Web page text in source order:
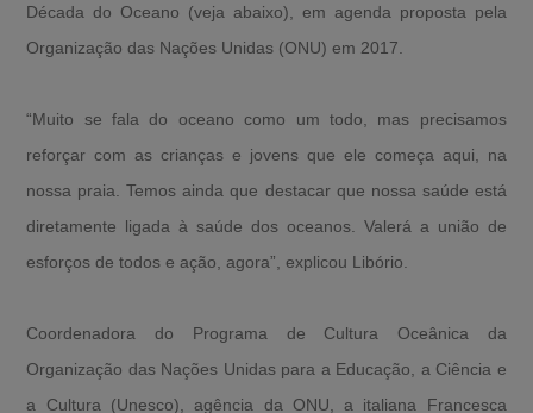
Década do Oceano (veja abaixo), em agenda proposta pela
Organização das Nações Unidas (ONU) em 2017.
“Muito se fala do oceano como um todo, mas precisamos
reforçar com as crianças e jovens que ele começa aqui, na
nossa praia. Temos ainda que destacar que nossa saúde está
diretamente ligada à saúde dos oceanos. Valerá a união de
esforços de todos e ação, agora”, explicou Libório.
Coordenadora do Programa de Cultura Oceânica da
Organização das Nações Unidas para a Educação, a Ciência e
a Cultura (Unesco), agência da ONU, a italiana Francesca